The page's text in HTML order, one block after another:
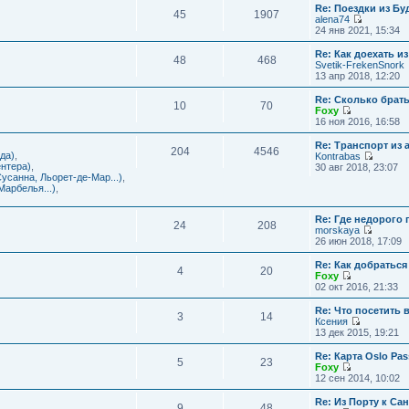
ю
о
б
щ
е
н
и
ю
е
м
у
с
о
о
б
щ
е
и
ю
л
д
н
е
м
у
с
о
б
щ
е
н
и
к
п
о
л
е
д
н
е
у
с
о
о
б
и
ю
45 1907
Re: Поездки из
alena74
П
е
р
е
й
т
к
п
о
л
е
д
с
о
о
щ
н
и
ю
24 янв 2021, 15:34
48 468
Re: Как доехать
Svetik-FrekenSnork
13 апр 2018, 12:20
10 70
Re: Сколько
Foxy
П
е
р
е
й
т
п
о
с
л
е
д
н
е
с
о
о
щ
н
и
ю
16 ноя 2016, 16:58
Льорет-де-Мар...)
204 4546
Re: Транспорт из
Kontrabas
П
й
т
п
о
л
е
д
е
с
о
о
щ
30 авг 2018, 23:07
24 208
Re: Где недорого
morskaya
П
е
р
е
й
т
к
п
о
л
д
н
е
26 июн 2018, 17:09
4 20
Re: Как
Foxy
П
е
р
е
й
т
к
п
о
л
02 окт 2016, 21:33
3 14
Re: Что посетить
Ксения
П
е
р
е
й
т
13 дек 2015, 19:21
5 23
Re: Карта Oslo
Foxy
П
е
р
12 сен 2014, 10:02
Re: Из Порту к